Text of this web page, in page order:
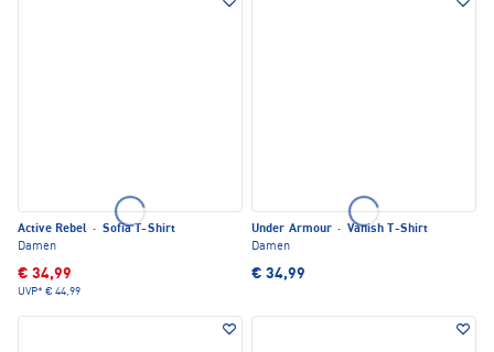
Active Rebel · Sofia T-Shirt
Damen
€ 34,99
UVP* € 44,99
Under Armour · Vanish T-Shirt
Damen
€ 34,99